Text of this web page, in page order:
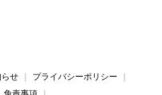
らせ
プライバシーポリシー